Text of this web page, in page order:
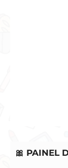
🎀 PAINEL